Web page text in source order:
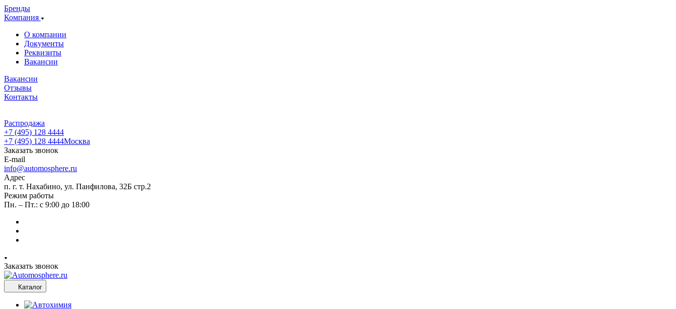
Бренды
Компания
О компании
Документы
Реквизиты
Вакансии
Вакансии
Отзывы
Контакты
Распродажа
+7 (495) 128 4444
+7 (495) 128 4444Москва
Заказать звонок
E-mail
info@automosphere.ru
Адрес
п. г. т. Нахабино, ул. Панфилова, 32Б стр.2
Режим работы
Пн. – Пт.: с 9:00 до 18:00
Заказать звонок
Каталог